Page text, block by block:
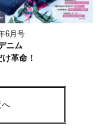
6月号
ニム
革命！
へ